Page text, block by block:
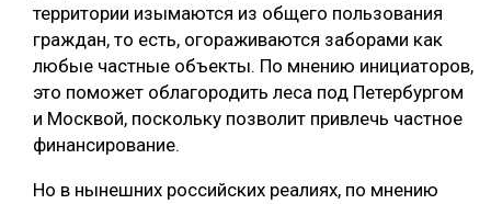
СУШКА ДРЕВЕСИНЫ
МЕБЕЛЬНОЕ ПРОИЗВОДСТВО
территории изымаются из общего пользования
граждан, то есть, огораживаются заборами как
любые частные объекты. По мнению инициаторов,
это поможет облагородить леса под Петербургом
и Москвой, поскольку позволит привлечь частное
финансирование.
Но в нынешних российских реалиях, по мнению